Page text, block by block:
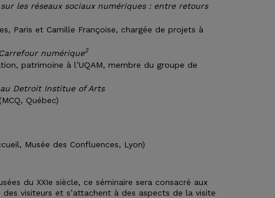
les réseaux sociaux numériques : entre retours
Paris et Camille Françoise, chargée de projets à
numérique2
patrimoine à l’UQAM, membre du groupe de
Detroit Institue of Arts
Québec)
Musée des Confluences, Lyon)
du XXIe siècle, ce séminaire sera consacré aux
visiteurs et s’attachent à des aspects de la visite